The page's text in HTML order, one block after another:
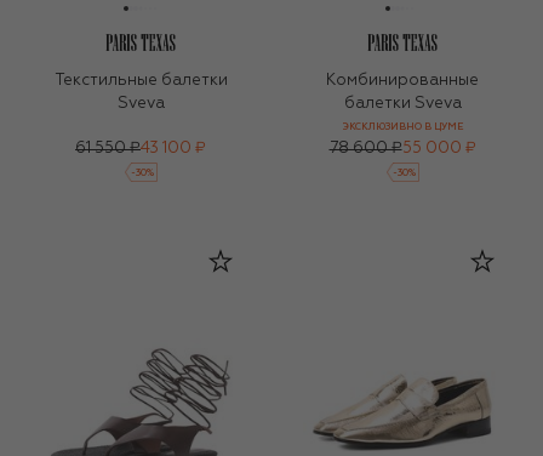
Текстильные балетки
Sveva
61 550 ₽43 100 ₽
-30%
Комбинированные
балетки Sveva
ЭКСКЛЮЗИВНО В ЦУМЕ
78 600 ₽55 000 ₽
-30%